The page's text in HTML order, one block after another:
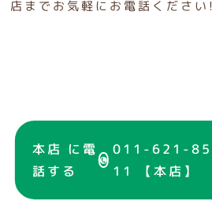
店までお気軽にお電話ください!
本店 に電
話する
011-621-85
11 【本店】